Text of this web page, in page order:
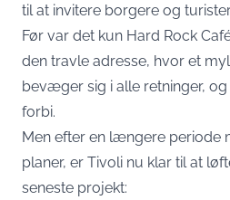
til at invitere borgere og
Før var det kun Hard Rock
den travle adresse, hvor et
bevæger sig i alle retninger,
forbi.
Men efter en længere periode
planer, er Tivoli nu klar til at
seneste projekt: